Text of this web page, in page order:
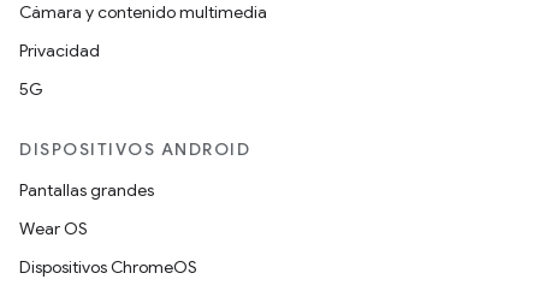
Cámara y contenido multimedia
Privacidad
5G
DISPOSITIVOS ANDROID
Pantallas grandes
Wear OS
Dispositivos ChromeOS